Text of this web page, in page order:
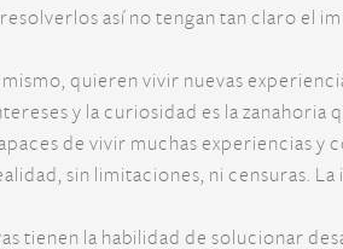
así no tengan tan claro el
quieren vivir nuevas
y la curiosidad es la zanahoria
de vivir muchas experiencias y
sin limitaciones, ni censuras.
tienen la habilidad de solucionar